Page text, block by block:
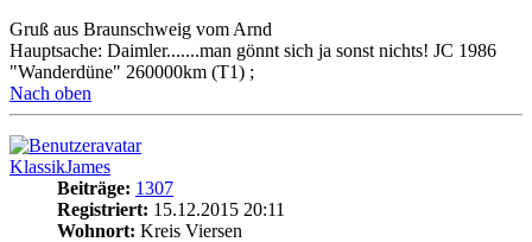
Gruß aus Braunschweig vom Arnd
Hauptsache: Daimler.......man gönnt sich ja sonst nichts! JC 1986
"Wanderdüne" 260000km (T1) ;
Nach oben
KlassikJames
Beiträge: 1307
Registriert: 15.12.2015 20:11
Wohnort: Kreis Viersen